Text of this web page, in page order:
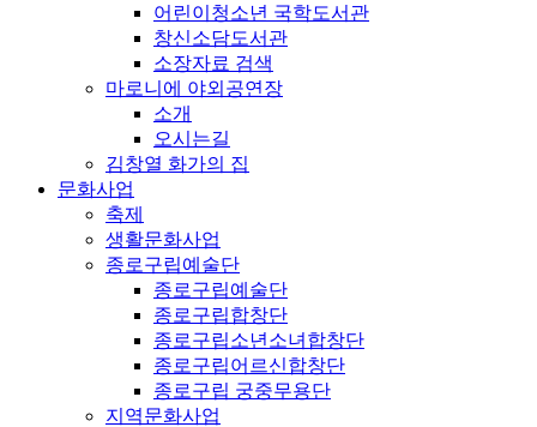
어린이청소년 국학도서관
창신소담도서관
소장자료 검색
마로니에 야외공연장
소개
오시는길
김창열 화가의 집
문화사업
축제
생활문화사업
종로구립예술단
종로구립예술단
종로구립합창단
종로구립소년소녀합창단
종로구립어르신합창단
종로구립 궁중무용단
지역문화사업